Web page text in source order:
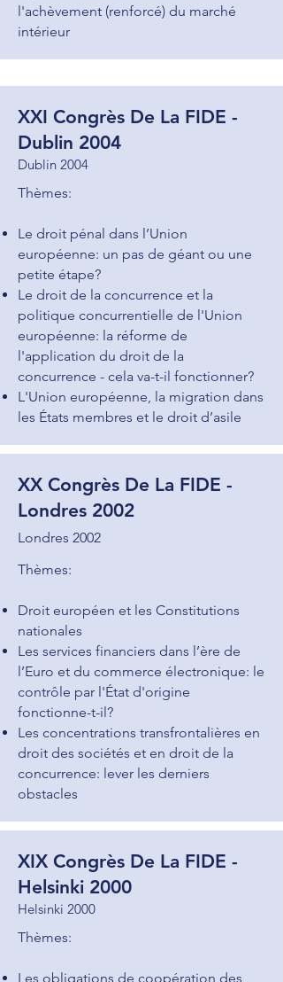
l'achèvement (renforcé) du marché
intérieur
XXI Congrès De La FIDE -
Dublin 2004
Dublin 2004
Thèmes:
Le droit pénal dans l’Union
européenne: un pas de géant ou une
petite étape?
Le droit de la concurrence et la
politique concurrentielle de l'Union
européenne: la réforme de
l'application du droit de la
concurrence - cela va-t-il fonctionner?
L'Union européenne, la migration dans
les États membres et le droit d’asile
XX Congrès De La FIDE -
Londres 2002
Londres 2002
Thèmes:
Droit européen et les Constitutions
nationales
Les services financiers dans l’ère de
l’Euro et du commerce électronique: le
contrôle par l'État d'origine
fonctionne-t-il?
Les concentrations transfrontalières en
droit des sociétés et en droit de la
concurrence: lever les derniers
obstacles
XIX Congrès De La FIDE -
Helsinki 2000
Helsinki 2000
Thèmes:
Les obligations de coopération des